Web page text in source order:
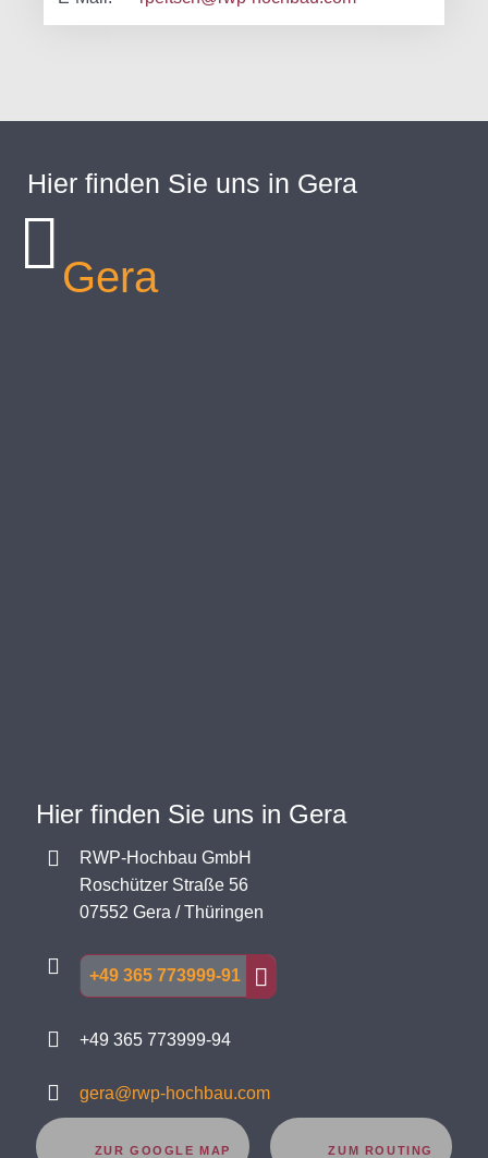
Hier finden Sie uns in Gera
Gera
Hier finden Sie uns in Gera
RWP-Hochbau GmbH
Roschützer Straße 56
07552 Gera / Thüringen
+49 365 773999-91
+49 365 773999-94
gera@rwp-hochbau.com
ZUR GOOGLE MAP ZUM ROUTING